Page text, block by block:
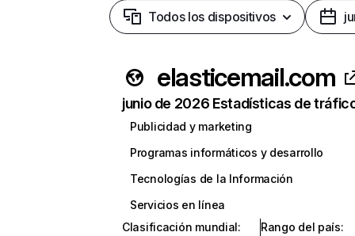
Todos los dispositivos
elasticemail.com
junio de 2026 Estadísticas de
Publicidad y marketing
Programas informáticos y desarrollo
Tecnologías de la Información
Servicios en línea
Clasificación mundial:
Rango del país: